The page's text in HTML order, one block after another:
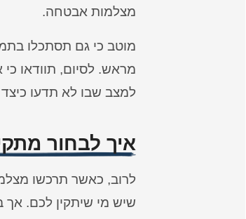
מצלמות אבטחה.
מוטב כי גם תסתכלו
מראש. לסיום, תוודאו
למצב שבו לא תדעו
איך לבחור
לרוב, כאשר תרכשו
שיש מי שיתקין לכם.